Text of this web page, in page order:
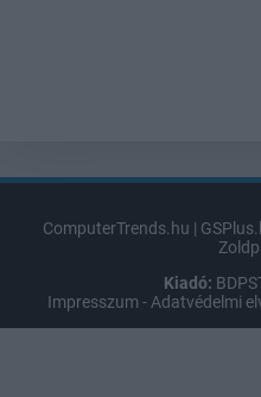
ComputerTrends.hu |
Kiadó:
Impresszum - Adatvédelmi